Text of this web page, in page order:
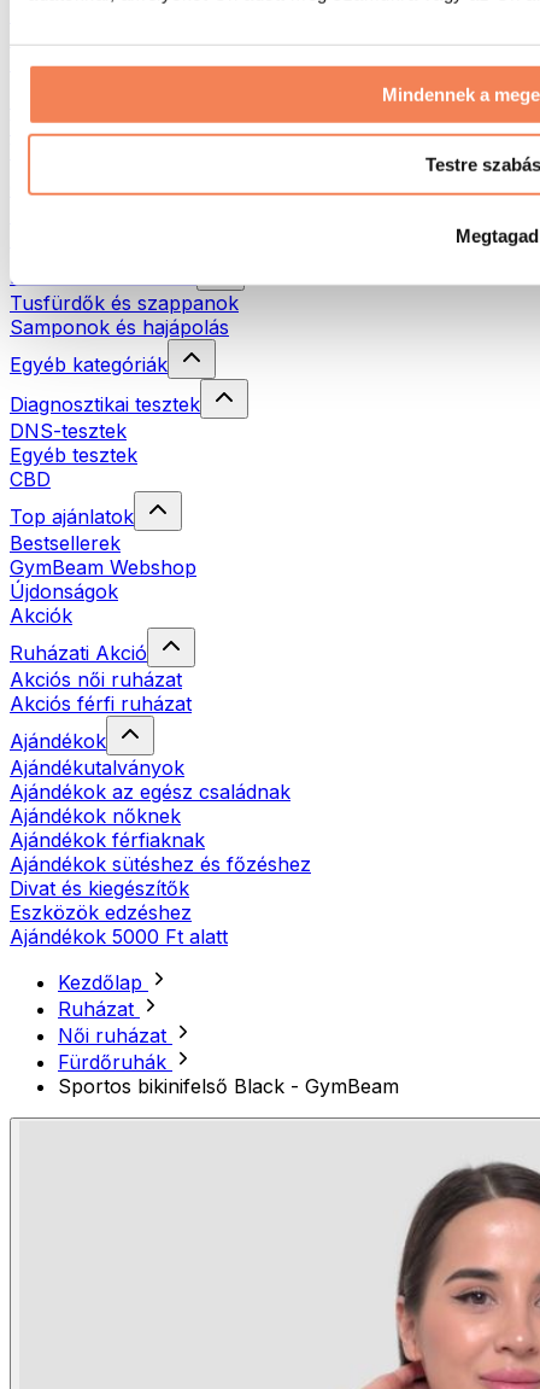
Mindennek a
Testre szabás
Megtagad
Úszás
Túrázás
Vörösfény-terápia
Öko háztartás
Natúrkozmetikumok
Tusfürdők és szappanok
Samponok és hajápolás
Egyéb kategóriák
Diagnosztikai tesztek
DNS-tesztek
Egyéb tesztek
CBD
Top ajánlatok
Bestsellerek
GymBeam Webshop
Újdonságok
Akciók
Ruházati Akció
Akciós női ruházat
Akciós férfi ruházat
Ajándékok
Ajándékutalványok
Ajándékok az egész családnak
Ajándékok nőknek
Ajándékok férfiaknak
Ajándékok sütéshez és főzéshez
Divat és kiegészítők
Eszközök edzéshez
Ajándékok 5000 Ft alatt
Kezdőlap
Ruházat
Női ruházat
Fürdőruhák
Sportos bikinifelső Black - GymBeam